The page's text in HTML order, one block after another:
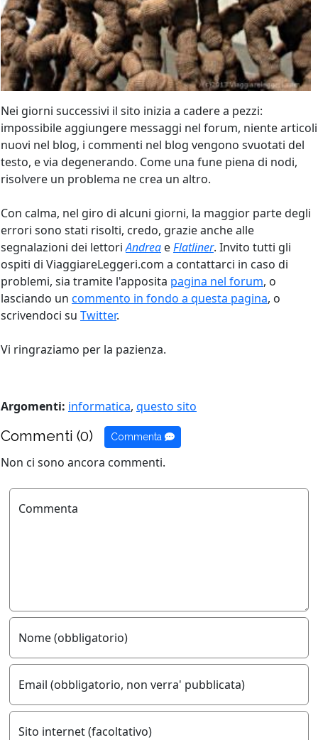
Nei giorni successivi il sito inizia a cadere a pezzi:
impossibile aggiungere messaggi nel forum, niente articoli
nuovi nel blog, i commenti nel blog vengono svuotati del
testo, e via degenerando. Come una fune piena di nodi,
risolvere un problema ne crea un altro.
Con calma, nel giro di alcuni giorni, la maggior parte degli
errori sono stati risolti, credo, grazie anche alle
segnalazioni dei lettoriAndrea eFlatliner. Invito tutti gli
ospiti di ViaggiareLeggeri.com a contattarci in caso di
problemi, sia tramite l'apposita pagina nel forum, o
lasciando un commento in fondo a questa pagina, o
scrivendoci su Twitter.
Vi ringraziamo per la pazienza.
Argomenti: informatica, questo sito
Commenti (0) Commenta
Non ci sono ancora commenti.
Commenta
Nome (obbligatorio)
Email (obbligatorio, non verra' pubblicata)
Sito internet (facoltativo)